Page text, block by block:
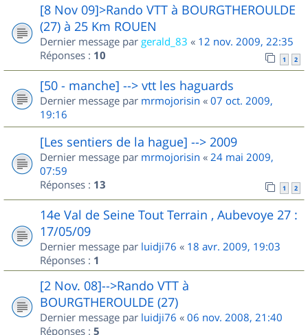
[8 Nov 09]>Rando VTT à BOURGTHEROULDE
(27) à 25 Km ROUEN
Dernier message par gerald_83 « 12 nov. 2009, 22:35
Réponses : 10 1 2
[50 - manche] --> vtt les haguards
Dernier message par mrmojorisin « 07 oct. 2009,
19:16
[Les sentiers de la hague] --> 2009
Dernier message par mrmojorisin « 24 mai 2009,
07:59
Réponses : 13 1 2
14e Val de Seine Tout Terrain , Aubevoye 27 :
17/05/09
Dernier message par luidji76 « 18 avr. 2009, 19:03
Réponses : 1
[2 Nov. 08]-->Rando VTT à
BOURGTHEROULDE (27)
Dernier message par luidji76 « 06 nov. 2008, 21:40
Réponses : 5